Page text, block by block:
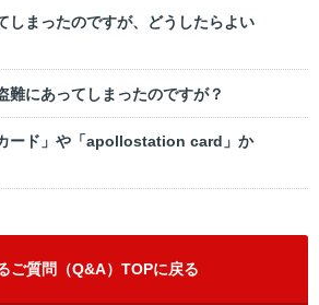
しまったのですが、どうしたらよい
難にあってしまったのですが？
ード」や「apollostation card」か
ご質問（Q&A）TOPに戻る